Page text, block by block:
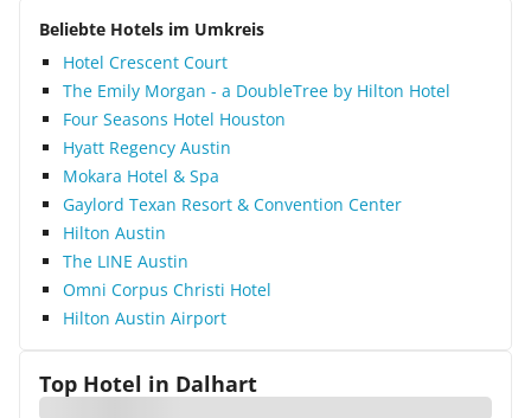
Beliebte Hotels im Umkreis
Hotel Crescent Court
The Emily Morgan - a DoubleTree by Hilton Hotel
Four Seasons Hotel Houston
Hyatt Regency Austin
Mokara Hotel & Spa
Gaylord Texan Resort & Convention Center
Hilton Austin
The LINE Austin
Omni Corpus Christi Hotel
Hilton Austin Airport
Top Hotel in Dalhart